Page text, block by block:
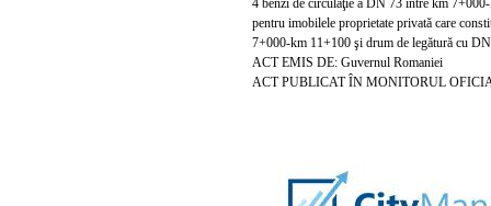
4 benzi de circulaţie a DN 73 între km
pentru imobilele proprietate privată care
7+000-km 11+100 şi drum de legătură cu
ACT EMIS DE: Guvernul Romaniei
ACT PUBLICAT ÎN MONITORUL